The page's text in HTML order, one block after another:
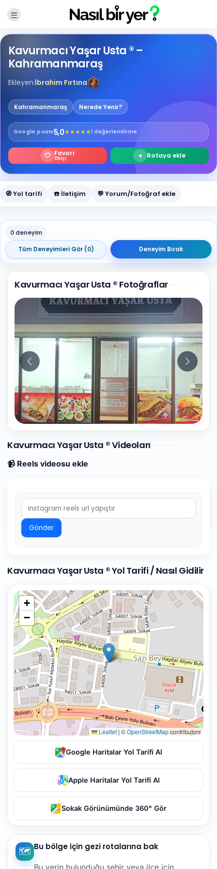
Kavurmacı Yaşar Usta ® –
Kahramanmaraş
Ekleyen:İbrahim Fırtına
Kahramanmaraş Nerede Yenir?
Google puanı5,0★★★★★1 değerlendirme
🤍 Favori
0kişi + Rotaya ekle
🧭 Yol tarifi ☎️ İletişim 💬 Yorum/Fotoğraf ekle
0 deneyim
Tüm Deneyimleri Gör (0)
Deneyim Bırak
Kavurmacı Yaşar Usta ® Fotoğraflar
10Fotoğraf
Kavurmacı Yaşar Usta ® Videoları
📹 Reels videosu ekle
Gönder
Kavurmacı Yaşar Usta ® Yol Tarifi / Nasıl Gidilir
+
−
Leaflet | ©OpenStreetMapcontributors
Google Haritalar Yol Tarifi Al
Apple Haritalar Yol Tarifi Al
Sokak Görünümünde 360° Gör
🗺️ Bu bölge için gezi rotalarına bak
Bu yerin bulunduğu şehir veya ilçe için